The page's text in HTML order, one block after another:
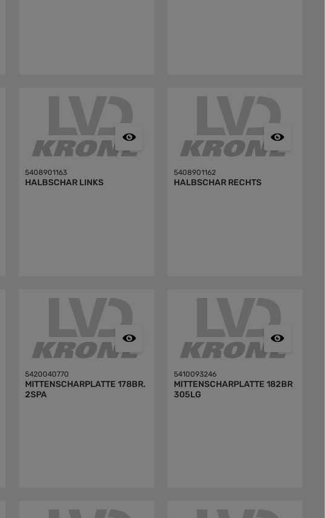
5408901163
HALBSCHAR LINKS
5408901162
HALBSCHAR RECHTS
5420040770
MITTENSCHARPLATTE 178BR.
2SPA
5410093246
MITTENSCHARPLATTE 182BR
305LG